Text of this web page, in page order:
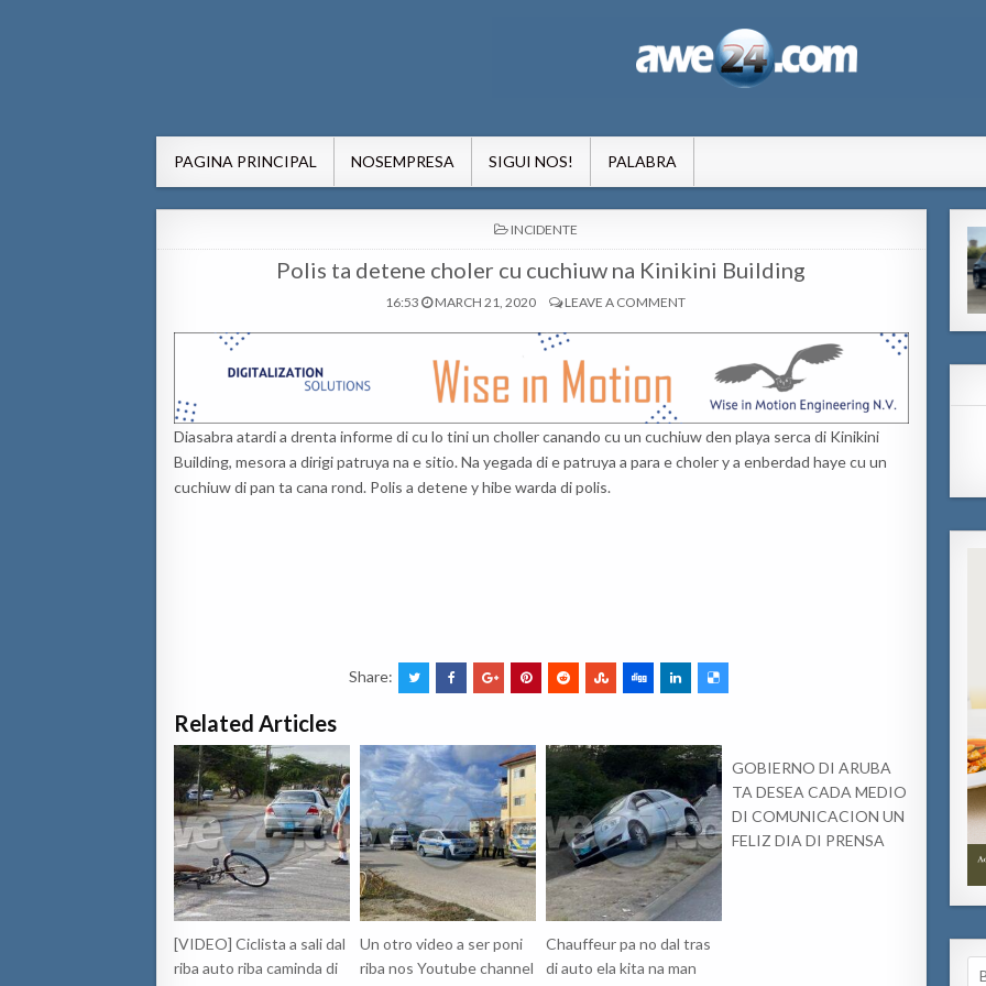
PAGINA PRINCIPAL NOSEMPRESA SIGUI NOS! PALABRA
POSTED
IN
INCIDENTE
Polis ta detene choler cu cuchiuw na Kinikini Building
16:53 MARCH 21, 2020 LEAVE A COMMENT
Diasabra atardi a drenta informe di cu lo tini un choller canando cu un cuchiuw den playa serca di Kinikini
Building, mesora a dirigi patruya na e sitio. Na yegada di e patruya a para e choler y a enberdad haye cu un
cuchiuw di pan ta cana rond. Polis a detene y hibe warda di polis.
Share:
Related Articles
[VIDEO] Ciclista a sali dal
riba auto riba caminda di
Un otro video a ser poni
riba nos Youtube channel
Chauffeur pa no dal tras
di auto ela kita na man
GOBIERNO DI ARUBA
TA DESEA CADA MEDIO
DI COMUNICACION UN
FELIZ DIA DI PRENSA